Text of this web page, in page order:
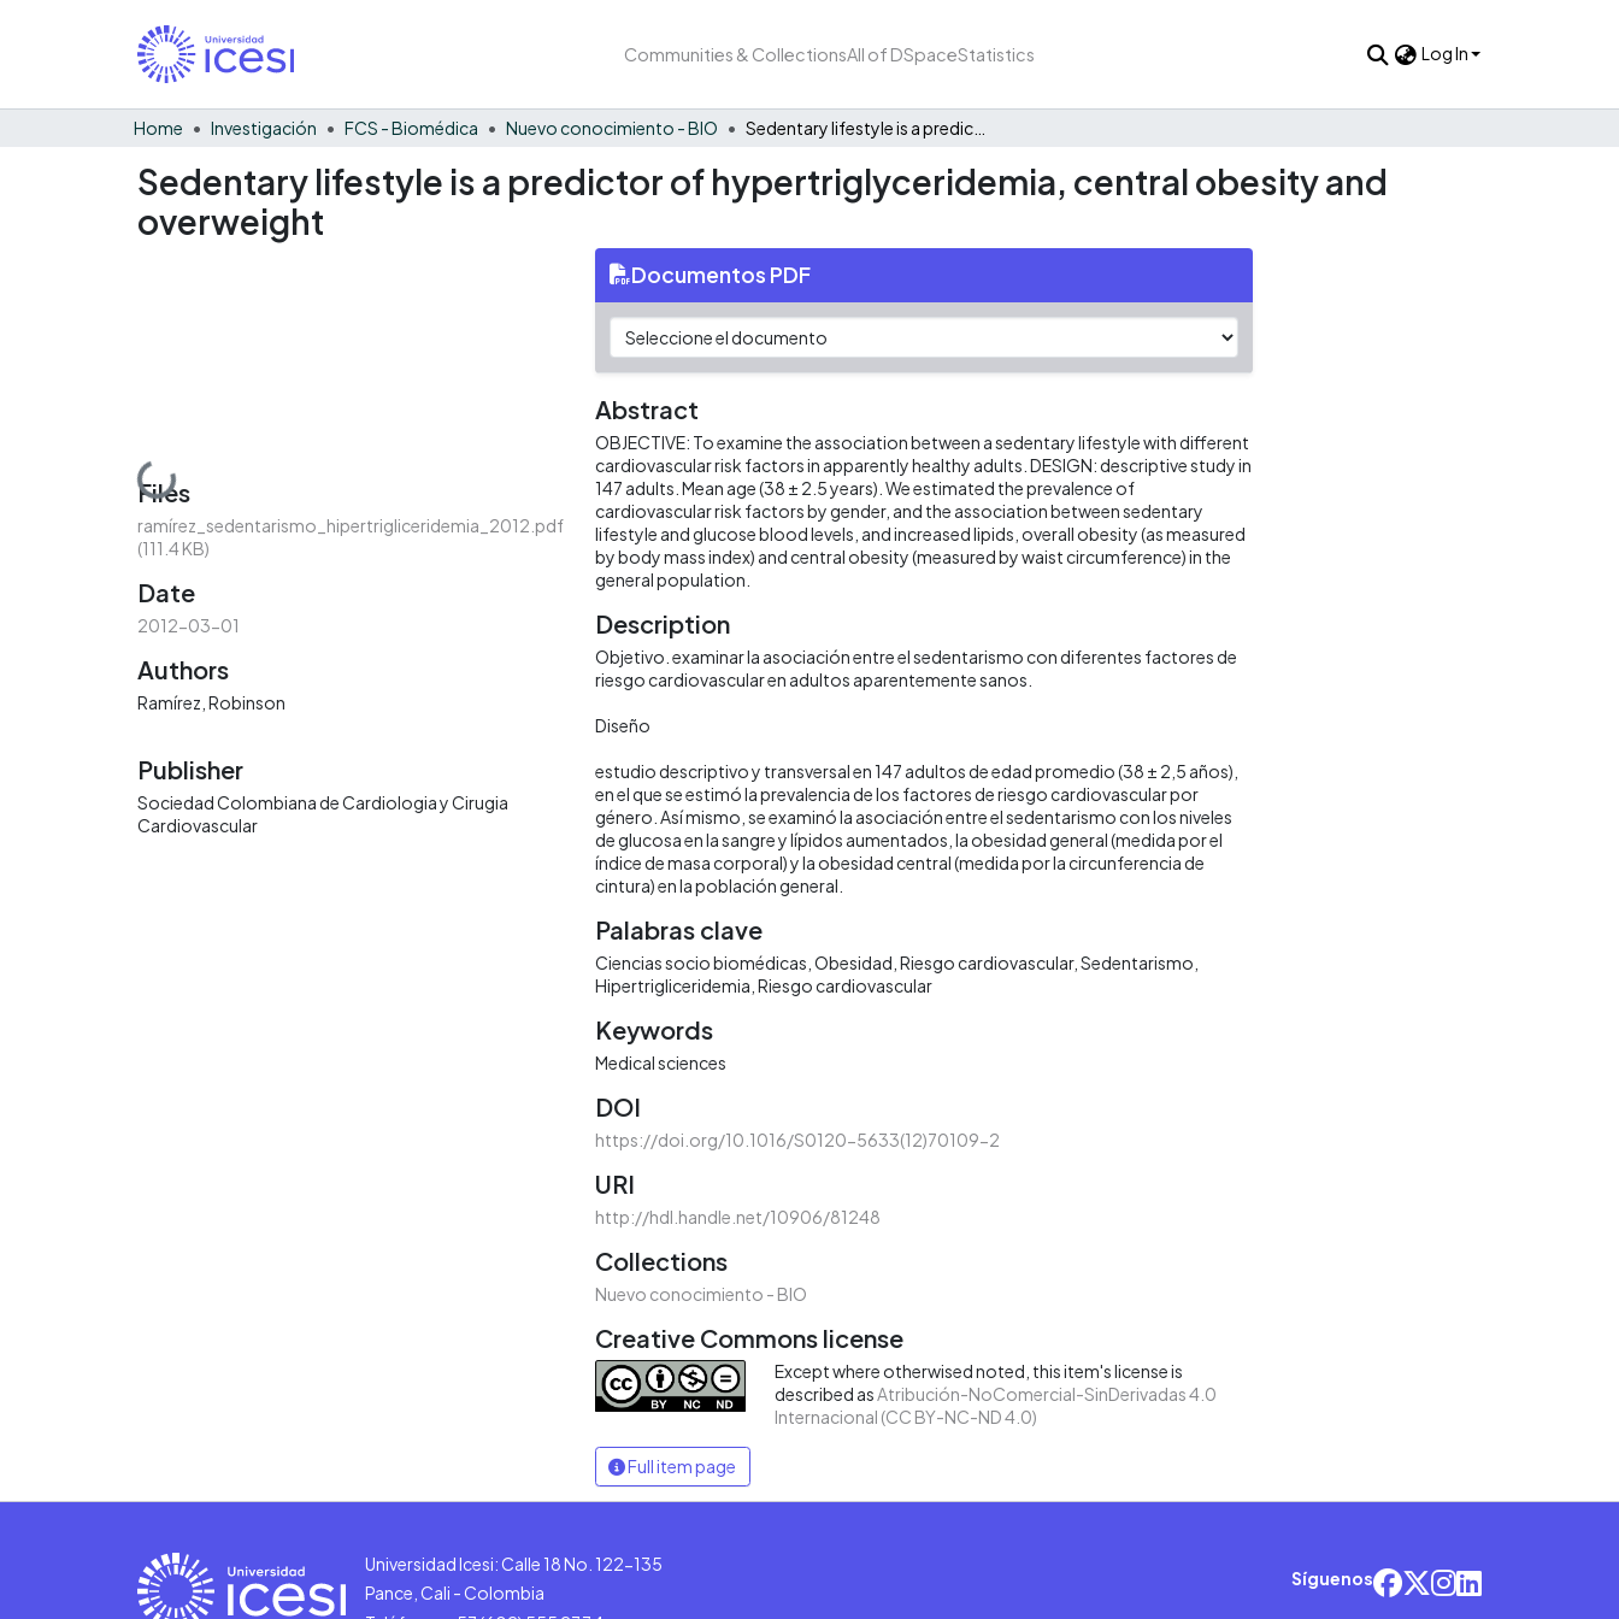
Communities & CollectionsAll of DSpaceStatistics Log In
Home Investigación FCS - Biomédica Nuevo conocimiento - BIO
Sedentary lifestyle is a predictor of hypertriglyceridemia, central obesity and
overweight
Loading...
Files
ramírez_sedentarismo_hipertrigliceridemia_2012.pdf
(111.4 KB)
Date
2012-03-01
Authors
Ramírez, Robinson
Publisher
Sociedad Colombiana de Cardiologia y Cirugia
Cardiovascular
Documentos PDF
Abstract
OBJECTIVE: To examine the association between a sedentary lifestyle with different
cardiovascular risk factors in apparently healthy adults. DESIGN: descriptive study in
147 adults. Mean age (38 ± 2.5 years). We estimated the prevalence of
cardiovascular risk factors by gender, and the association between sedentary
lifestyle and glucose blood levels, and increased lipids, overall obesity (as measured
by body mass index) and central obesity (measured by waist circumference) in the
general population.
Description
Objetivo. examinar la asociación entre el sedentarismo con diferentes factores de
riesgo cardiovascular en adultos aparentemente sanos.
Diseño
estudio descriptivo y transversal en 147 adultos de edad promedio (38 ± 2,5 años),
en el que se estimó la prevalencia de los factores de riesgo cardiovascular por
género. Así mismo, se examinó la asociación entre el sedentarismo con los niveles
de glucosa en la sangre y lípidos aumentados, la obesidad general (medida por el
índice de masa corporal) y la obesidad central (medida por la circunferencia de
cintura) en la población general.
Palabras clave
Ciencias socio biomédicas Obesidad Riesgo cardiovascular Sedentarismo
Hipertrigliceridemia Riesgo cardiovascular
Keywords
Medical sciences
DOI
https://doi.org/10.1016/S0120-5633(12)70109-2
URI
http://hdl.handle.net/10906/81248
Collections
Nuevo conocimiento - BIO
Creative Commons license
Except where otherwised noted, this item's license is
described as Atribución-NoComercial-SinDerivadas 4.0
Internacional (CC BY-NC-ND 4.0)
Full item page
Universidad Icesi: Calle 18 No. 122-135
Pance, Cali - Colombia
Síguenos